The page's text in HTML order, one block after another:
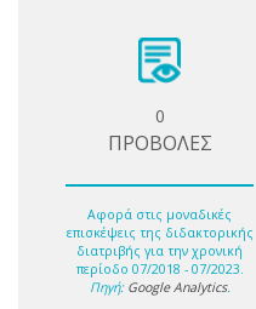
0
ΠΡΟΒΟΛΕΣ
Αφορά στις μοναδικές
επισκέψεις της διδακτορικής
διατριβής για την χρονική
περίοδο 07/2018 - 07/2023.
Πηγή: Google Analytics.